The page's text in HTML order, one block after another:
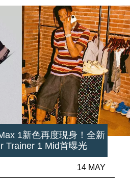
1新色再度現身！全新
Trainer 1 Mid首曝光
14 MAY